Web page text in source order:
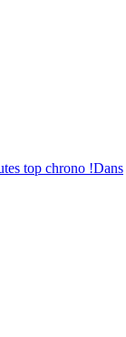
top chrono !Dans